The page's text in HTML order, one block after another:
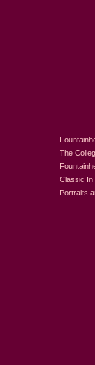
The
Classic In
Portraits